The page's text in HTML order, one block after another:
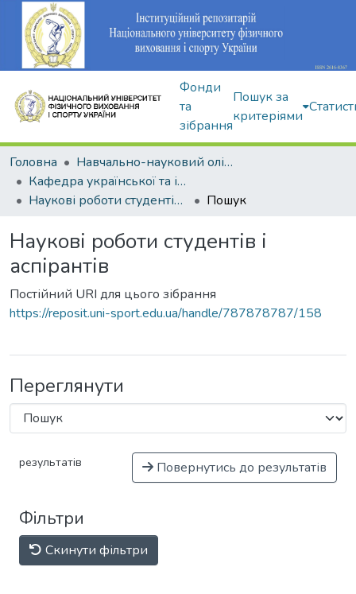
Фонди
та
зібрання
Пошук за
критеріями
Головна
Навчально-науковий олімпійський інститут
Кафедра української та іноземної мов
Наукові роботи студентів і аспірантів
Пошук
Наукові роботи студентів і
аспірантів
Постійний URI для цього зібрання
https://reposit.uni-sport.edu.ua/handle/787878787/158
Переглянути
результатів Повернутись до результатів
Фільтри
Скинути фільтри